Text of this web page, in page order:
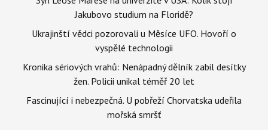
Jakubovo studium na Floridě?
Ukrajinští vědci pozorovali u Měsíce UFO. Hovoří o
vyspělé technologii
Kronika sériových vrahů: Nenápadný dělník zabil desítky
žen. Policii unikal téměř 20 let
Fascinující i nebezpečná. U pobřeží Chorvatska udeřila
mořská smršť